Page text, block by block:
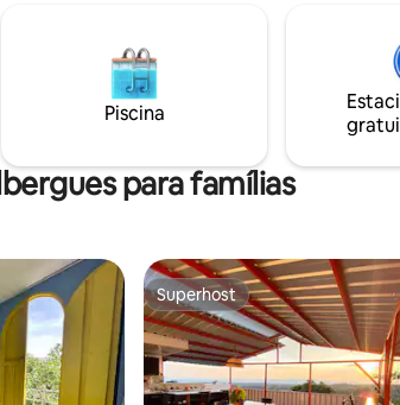
Piscina
para famílias
Superhost
Superhost